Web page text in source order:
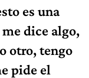
es una
dice algo,
otro, tengo
pide el